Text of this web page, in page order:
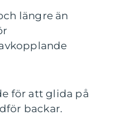
längre än
för att glida på
backar.